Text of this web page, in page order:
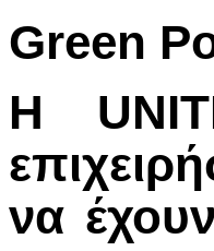
Green
Η
να